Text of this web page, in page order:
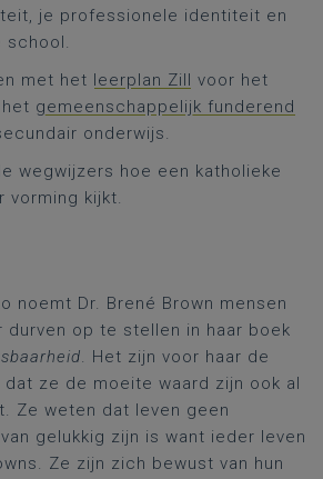
je professionele identiteit en
school.
met het leerplan Zill voor het
gemeenschappelijk funderend
onderwijs.
wegwijzers hoe een katholieke
vorming kijkt.
noemt Dr. Brené Brown mensen
durven op te stellen in haar boek
. Het zijn voor haar de
ze de moeite waard zijn ook al
Ze weten dat leven geen
gelukkig zijn is want ieder leven
Ze zijn zich bewust van hun